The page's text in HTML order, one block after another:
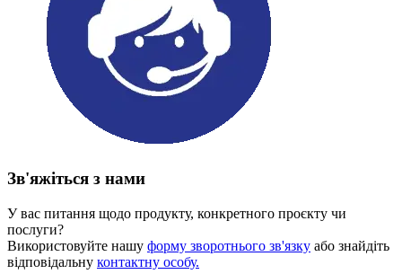
Зв'яжіться з нами
У вас питання щодо продукту, конкретного проєкту чи
послуги?
Використовуйте нашу форму зворотнього зв'язку або знайдіть
відповідальну контактну особу.